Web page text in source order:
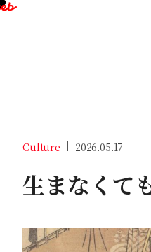
Culture 2026.05.17
生まなくて